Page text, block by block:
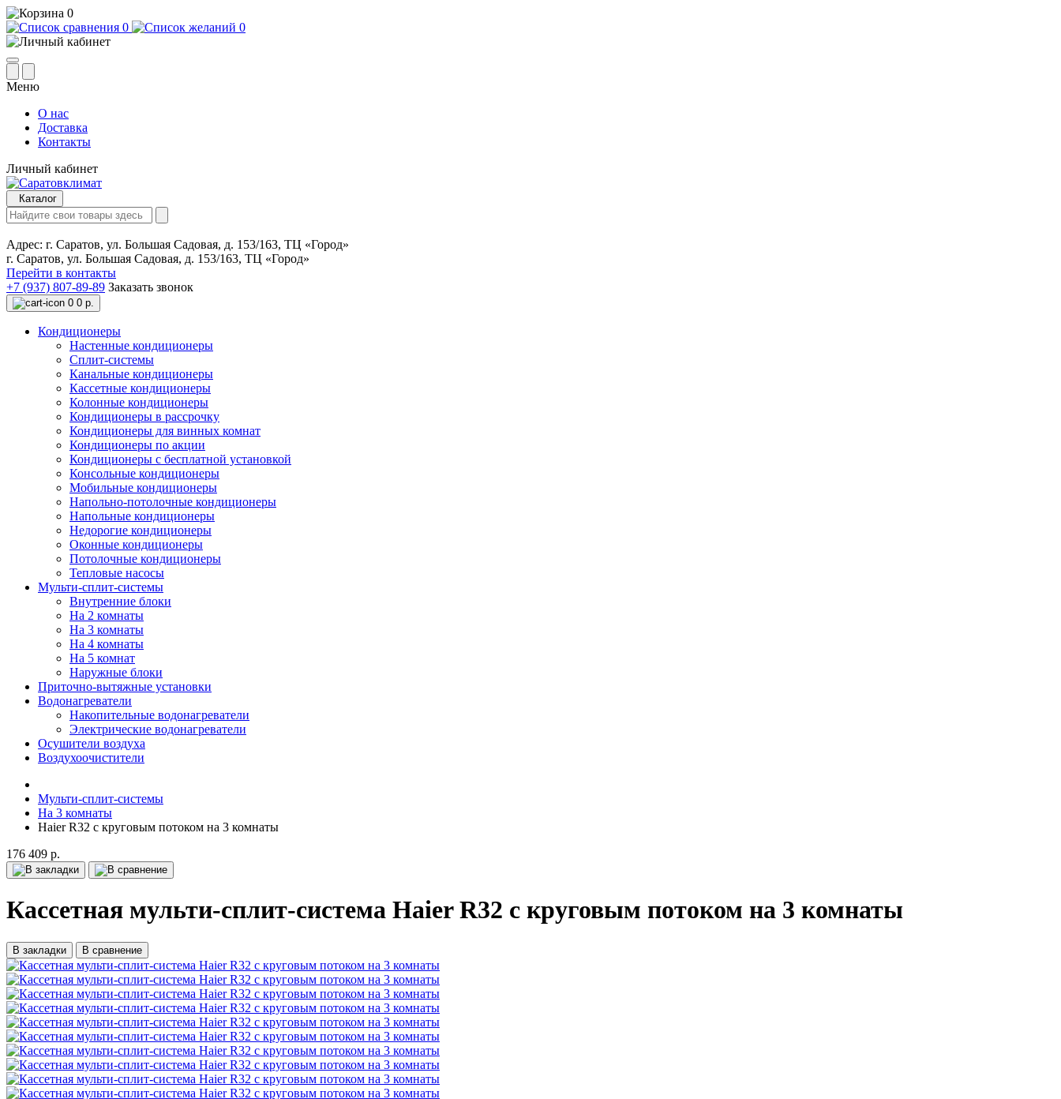
0
0
0
Меню
О нас
Доставка
Контакты
Личный кабинет
Каталог
Адрес: г. Саратов, ул. Большая Садовая, д. 153/163, ТЦ «Город»
г. Саратов, ул. Большая Садовая, д. 153/163, ТЦ «Город»
Перейти в контакты
+7 (937) 807-89-89 Заказать звонок
0 0 р.
Кондиционеры
Настенные кондиционеры
Сплит-системы
Канальные кондиционеры
Кассетные кондиционеры
Колонные кондиционеры
Кондиционеры в рассрочку
Кондиционеры для винных комнат
Кондиционеры по акции
Кондиционеры с бесплатной установкой
Консольные кондиционеры
Мобильные кондиционеры
Напольно-потолочные кондиционеры
Напольные кондиционеры
Недорогие кондиционеры
Оконные кондиционеры
Потолочные кондиционеры
Тепловые насосы
Мульти-сплит-системы
Внутренние блоки
На 2 комнаты
На 3 комнаты
На 4 комнаты
На 5 комнат
Наружные блоки
Приточно-вытяжные установки
Водонагреватели
Накопительные водонагреватели
Электрические водонагреватели
Осушители воздуха
Воздухоочистители
Мульти-сплит-системы
На 3 комнаты
Haier R32 с круговым потоком на 3 комнаты
176 409 р.
Кассетная мульти-сплит-система Haier R32 с круговым потоком на 3 комнаты
В закладки В сравнение